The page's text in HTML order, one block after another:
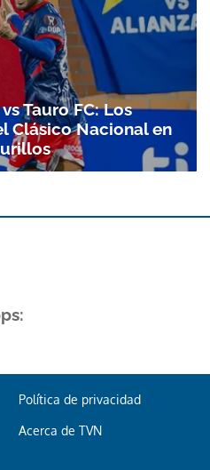
a nuestro boletín.
ACEPTAR
Tauro FC: Los
Clásico Nacional en
Política de privacidad
Acerca de TVN